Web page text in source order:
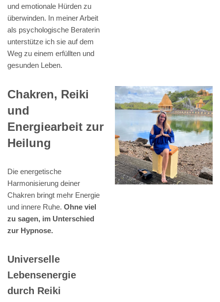
und emotionale Hürden zu
überwinden. In meiner Arbeit
als psychologische Beraterin
unterstütze ich sie auf dem
Weg zu einem erfüllten und
gesunden Leben.
Chakren, Reiki
und
Energiearbeit zur
Heilung
Die energetische
Harmonisierung deiner
Chakren bringt mehr Energie
und innere Ruhe. Ohne viel
zu sagen, im Unterschied
zur Hypnose.
Universelle
Lebensenergie
durch Reiki